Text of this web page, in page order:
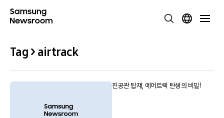
Tag > airtrack
진공관 탑재, 에어트랙 탄생의 비밀!